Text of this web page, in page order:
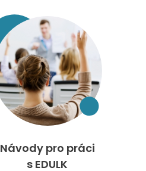
Návody pro práci
s EDULK